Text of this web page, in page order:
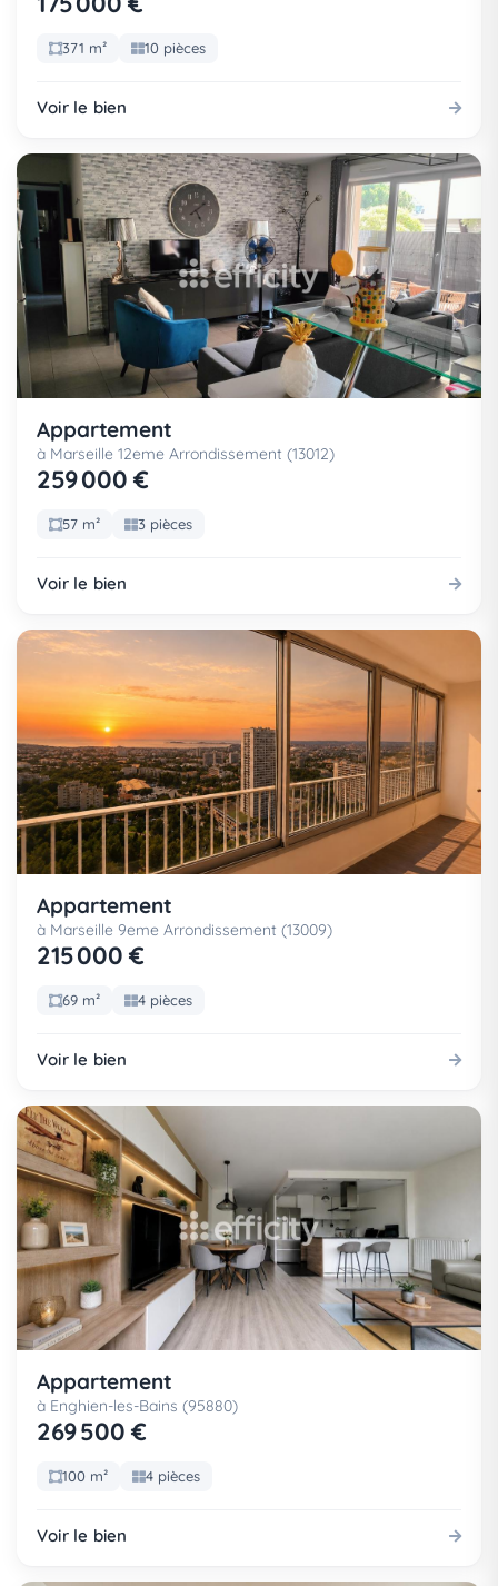
371 m² 10 pièces
Voir le bien
Appartement
à Marseille 12eme Arrondissement (13012)
259 000 €
57 m² 3 pièces
Voir le bien
Appartement
à Marseille 9eme Arrondissement (13009)
215 000 €
69 m² 4 pièces
Voir le bien
Appartement
à Enghien-les-Bains (95880)
269 500 €
100 m² 4 pièces
Voir le bien